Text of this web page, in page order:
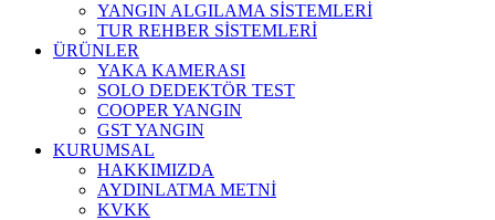
YANGIN ALGILAMA SİSTEMLERİ
TUR REHBER SİSTEMLERİ
ÜRÜNLER
YAKA KAMERASI
SOLO DEDEKTÖR TEST
COOPER YANGIN
GST YANGIN
KURUMSAL
HAKKIMIZDA
AYDINLATMA METNİ
KVKK